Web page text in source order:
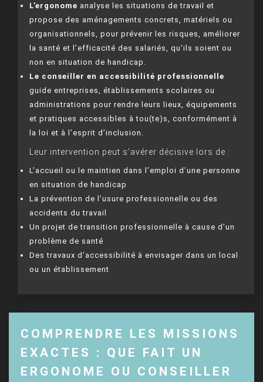
L’ergonome analyse les situations de travail et
propose des aménagements concrets, matériels ou
organisationnels, pour prévenir les risques, améliorer
la santé et l’efficacité des salariés, qu'ils soient ou
non en situation de handicap.
Le conseiller en accessibilité professionnelle
guide entreprises, établissements scolaires ou
administrations pour rendre leurs lieux, équipements
et pratiques accessibles à tou(te)s, conformément à
la loi et à l’esprit d’inclusion.
Leur intervention peut s’avérer décisive lors de :
L’accueil ou le maintien dans l’emploi d’une personne
en situation de handicap
La prévention de l’usure professionnelle ou des
accidents du travail
Un projet de transition professionnelle à cause d’un
problème de santé
Des travaux d’accessibilité à envisager dans un local
ou un établissement
COMPRENDRE LES MISSIONS
EXACTES : QUE FAIT UN
ERGONOME OU CONSEILLER